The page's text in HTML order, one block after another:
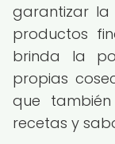
garantizar
productos
brinda la
propias
que
recetas y